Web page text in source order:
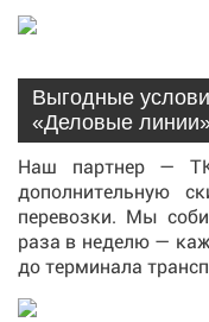
Выгодные
«Деловые
Наш партнер — ТК
дополнительную
перевозки. Мы
раза в неделю —
до терминала